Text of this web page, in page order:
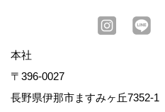
本社
〒396-0027
長野県伊那市ますみヶ丘7352-1